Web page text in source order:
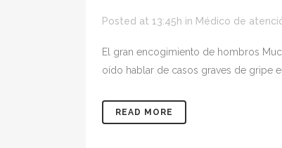
Posted at 13:45h in Médico de
El gran encogimiento de hombros
oído hablar de casos graves de gripe
READ MORE